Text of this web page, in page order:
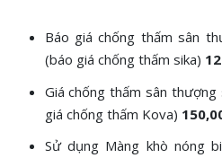
Báo giá chống thấm sân
(báo giá chống thấm sika)
Giá chống thấm sân
giá chống thấm Kova)
Sử dụng Màng khò nóng